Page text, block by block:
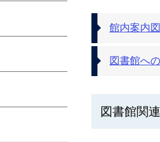
館内案内図
図書館へ
図書館関